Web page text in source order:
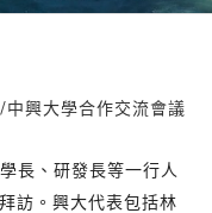
興大學合作交流會議
長、研發長等一行人
訪。興大代表包括林